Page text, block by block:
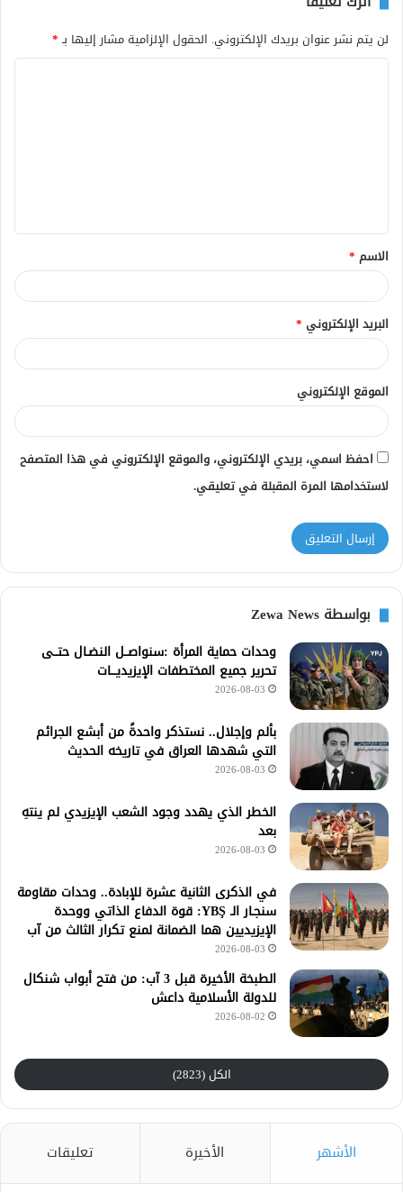
لن يتم نشر عنوان بريدك الإلكتروني. الحقول الإلزامية مشار إليها بـ*
ق
*
الاسم *
البريد الإلكتروني *
الموقع الإلكتروني
احفظ اسمي، بريدي الإلكتروني، والموقع الإلكتروني في هذا المتصفح
لاستخدامها المرة المقبلة في تعليقي.
بواسطة Zewa News
وحدات حماية المرأة :سنواصــل النضـال حتــى
تحرير جميع المختطفات الإيزيديـــات
2026-08-03
بألم وإجلال.. نستذكر واحدةً من أبشع الجرائم
التي شهدها العراق في تاريخه الحديث
2026-08-03
الخطر الذي يهدد وجود الشعب الإيزيدي لم ينتهِ
بعد
2026-08-03
في الذكرى الثانية عشرة للإبادة.. وحدات مقاومة
سنجـار الـ YBŞ: قوة الدفاع الذاتي ووحدة
الإيزيديين هما الضمانة لمنع تكرار الثالث من آب
2026-08-03
الطبخة الأخيرة قبل 3 آب: من فتح أبواب شنكال
للدولة الأسلامية داعش
2026-08-02
الكل (2823)
الأشهر الأخيرة تعليقات